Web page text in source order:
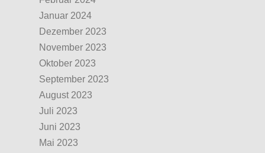
Januar 2024
Dezember 2023
November 2023
Oktober 2023
September 2023
August 2023
Juli 2023
Juni 2023
Mai 2023